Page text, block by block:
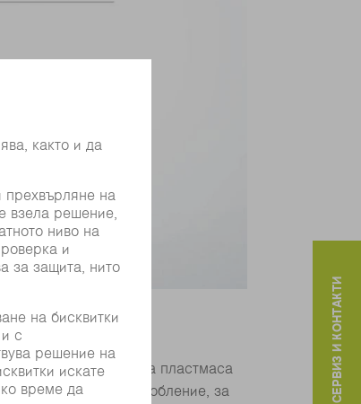
свързват два вида
Абсорбиращата пластмаса
подходящо приспособление, за
СЕРВИЗ И КОНТАКТИ